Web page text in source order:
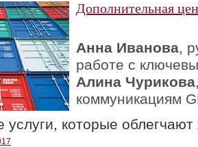
Дополнительная
Анна Иванова,
работе с
Алина Чурикова
коммуникациям
услуги, которые